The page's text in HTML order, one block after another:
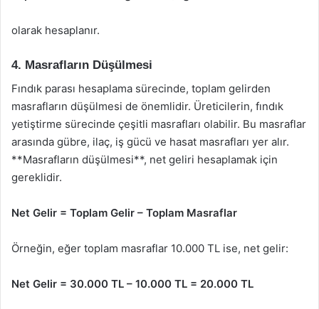
olarak hesaplanır.
4. Masrafların Düşülmesi
Fındık parası hesaplama sürecinde, toplam gelirden
masrafların düşülmesi de önemlidir. Üreticilerin, fındık
yetiştirme sürecinde çeşitli masrafları olabilir. Bu masraflar
arasında gübre, ilaç, iş gücü ve hasat masrafları yer alır.
**Masrafların düşülmesi**, net geliri hesaplamak için
gereklidir.
Net Gelir = Toplam Gelir – Toplam Masraflar
Örneğin, eğer toplam masraflar 10.000 TL ise, net gelir:
Net Gelir = 30.000 TL – 10.000 TL = 20.000 TL